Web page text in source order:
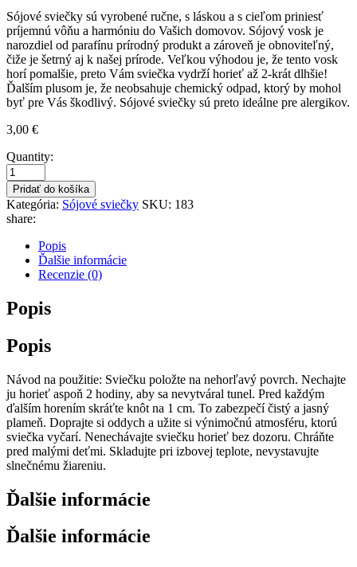
Sójové sviečky sú vyrobené ručne, s láskou a s cieľom priniesť
príjemnú vôňu a harmóniu do Vašich domovov. Sójový vosk je
narozdiel od parafínu prírodný produkt a zároveň je obnoviteľný,
čiže je šetrný aj k našej prírode. Veľkou výhodou je, že tento vosk
horí pomalšie, preto Vám sviečka vydrží horieť až 2-krát dlhšie!
Ďalším plusom je, že neobsahuje chemický odpad, ktorý by mohol
byť pre Vás škodlivý. Sójové sviečky sú preto ideálne pre alergikov.
3,00 €
Quantity:
Pridať do košíka
Kategória: Sójové sviečky SKU: 183
share:
Popis
Ďalšie informácie
Recenzie (0)
Popis
Popis
Návod na použitie: Sviečku položte na nehorľavý povrch. Nechajte
ju horieť aspoň 2 hodiny, aby sa nevytváral tunel. Pred každým
ďalším horením skráťte knôt na 1 cm. To zabezpečí čistý a jasný
plameň. Doprajte si oddych a užite si výnimočnú atmosféru, ktorú
sviečka vyčarí. Nenechávajte sviečku horieť bez dozoru. Chráňte
pred malými deťmi. Skladujte pri izbovej teplote, nevystavujte
slnečnému žiareniu.
Ďalšie informácie
Ďalšie informácie